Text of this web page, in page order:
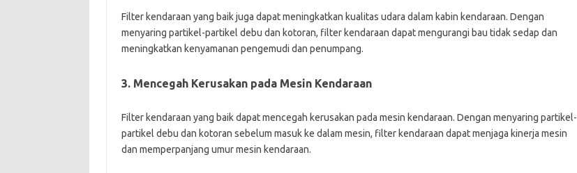
Filter kendaraan yang baik juga dapat meningkatkan kualitas udara dalam kabin kendaraan. Dengan
menyaring partikel-partikel debu dan kotoran, filter kendaraan dapat mengurangi bau tidak sedap dan
meningkatkan kenyamanan pengemudi dan penumpang.
3. Mencegah Kerusakan pada Mesin Kendaraan
Filter kendaraan yang baik dapat mencegah kerusakan pada mesin kendaraan. Dengan menyaring partikel-
partikel debu dan kotoran sebelum masuk ke dalam mesin, filter kendaraan dapat menjaga kinerja mesin
dan memperpanjang umur mesin kendaraan.